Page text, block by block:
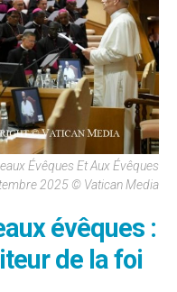
Évêques Et Aux Évêques
2025 © Vatican Media
évêques :
de la foi